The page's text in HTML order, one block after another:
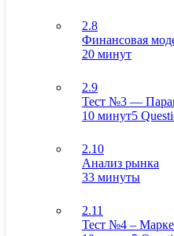
2.8
Финансовая
20 минут
2.9
Тест №3 —
10 минут5
2.10
Анализ рынка
33 минуты
2.11
Тест №4 –